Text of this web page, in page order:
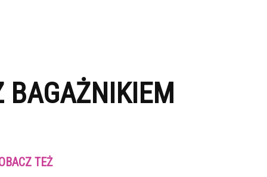
BAGAŻNIKIEM
TEŻ